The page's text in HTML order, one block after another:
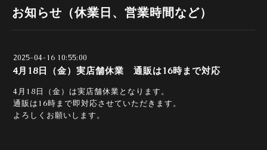
お知らせ（休業日、営業時間など）
2025-04-16 10:55:00
4月18日（金）実店舗休業 通販は16時まで対応
4月18日（金）は実店舗休業となります。
通販は16時まで即対応させていただきます。
よろしくお願いします。